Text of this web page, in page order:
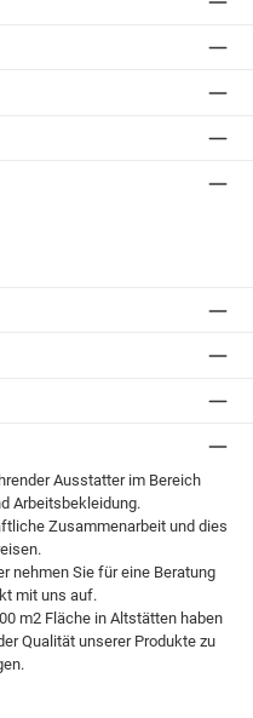
Ausstatter im Bereich
Arbeitsbekleidung.
Zusammenarbeit und dies
nehmen Sie für eine Beratung
mit uns auf.
m2 Fläche in Altstätten haben
Qualität unserer Produkte zu